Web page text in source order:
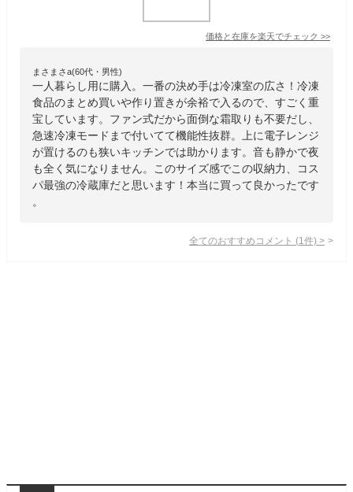
価格と在庫を楽天でチェック >>
まさまさa(60代・男性)
一人暮らし用に購入。一番の決め手は冷凍室の広さ！冷凍
食品のまとめ買いや作り置きが余裕で入るので、すごく重
宝しています。ファン式だから面倒な霜取りも不要だし、
急速冷凍モードまで付いてて機能性抜群。上に電子レンジ
が置けるのも狭いキッチンでは助かります。音も静かで夜
も全く気になりません。このサイズ感でこの収納力、コス
パ最強の冷蔵庫だと思います！本当に買って良かったです
。
全てのおすすめコメント (1 件) >